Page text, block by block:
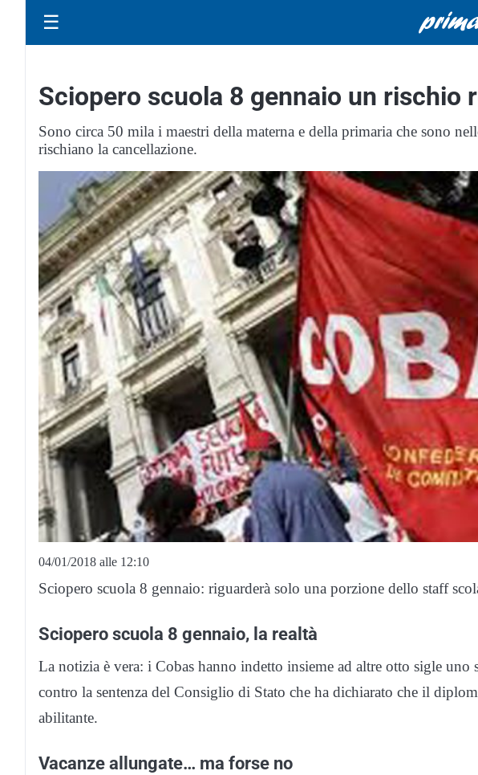
☰
Sciopero scuola 8 gennaio un rischio
Sono circa 50 mila i maestri della materna e della primaria che sono
rischiano la cancellazione.
04/01/2018 alle 12:10
Sciopero scuola 8 gennaio: riguarderà solo una porzione dello staff
Sciopero scuola 8 gennaio, la realtà
La notizia è vera: i Cobas hanno indetto insieme ad altre otto sigle uno
contro la sentenza del Consiglio di Stato che ha dichiarato che il
abilitante.
Vacanze allungate… ma forse no